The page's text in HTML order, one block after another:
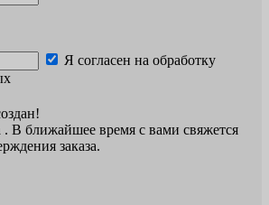
Я согласен на обработку
. В ближайшее время с вами свяжется
заказа.